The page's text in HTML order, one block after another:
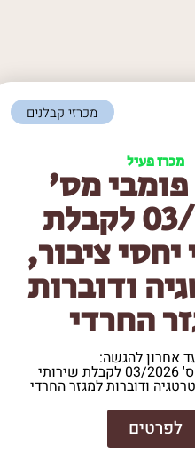
מכרזי קבלנים
מכרז פעיל מס'
03/2026 לקבלת
יחסי ציבור,
ודוברות
החרדי
אחרון להגשה:
מכרז פומבי מס' 03/2026 לקבלת שירותי
ודוברות למגזר החרדי
לפרטים